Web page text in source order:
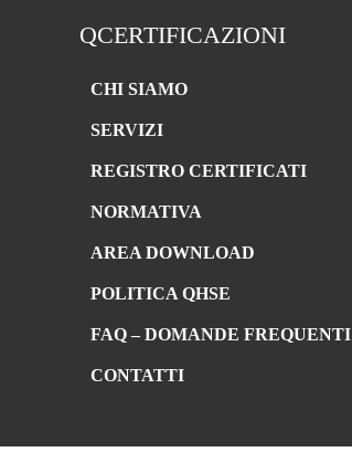
QCERTIFICAZIONI
CHI SIAMO
SERVIZI
REGISTRO CERTIFICATI
NORMATIVA
AREA DOWNLOAD
POLITICA QHSE
FAQ – DOMANDE FREQUENTI
CONTATTI